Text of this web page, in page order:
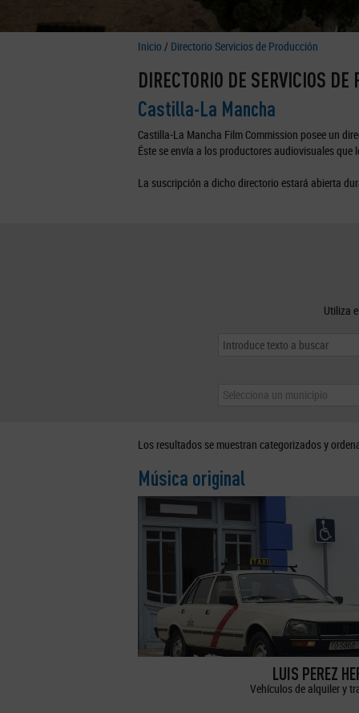
Inicio / Directorio Servicios de Producción
DIRECTORIO DE SERVICIOS DE
Castilla-La Mancha
Castilla-La Mancha Film Commission posee un
Éste se envía a los productores audiovisuales que
La suscripción a dicho directorio estará abierta
Utiliza
Selecciona un municipio
Los resultados se muestran categorizados y
Música original
LUIS PEREZ
Vehículos de alquiler y